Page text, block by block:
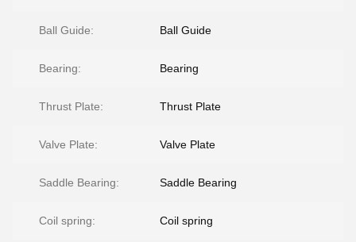
Ball Guide: Ball Guide
Bearing: Bearing
Thrust Plate: Thrust Plate
Valve Plate: Valve Plate
Saddle Bearing: Saddle Bearing
Coil spring: Coil spring